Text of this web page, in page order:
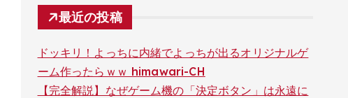
最近の投稿
ドッキリ！よっちに内緒でよっちが出るオリジナルゲ
ーム作ったらｗｗ himawari-CH
【完全解説】なぜゲーム機の「決定ボタン」は永遠に